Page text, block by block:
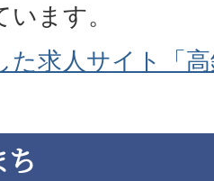
ます。
た求人サイト「